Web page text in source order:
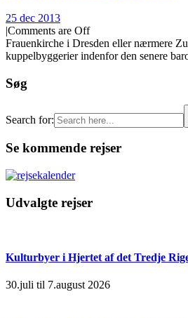
25 dec 2013
|Comments are Off
Frauenkirche i Dresden eller nærmere
kuppelbyggerier indenfor den senere
Søg
Search for:
Se kommende rejser
Udvalgte rejser
Kulturbyer i Hjertet af det Tredje
30.juli til 7.august 2026